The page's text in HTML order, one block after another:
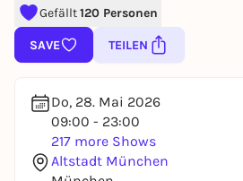
Gefällt120 Personen
SAVE TEILEN
Do, 28. Mai 2026
09:00 - 23:00
217 more Shows
Altstadt München
REGISTER FOR FREE
You already have an